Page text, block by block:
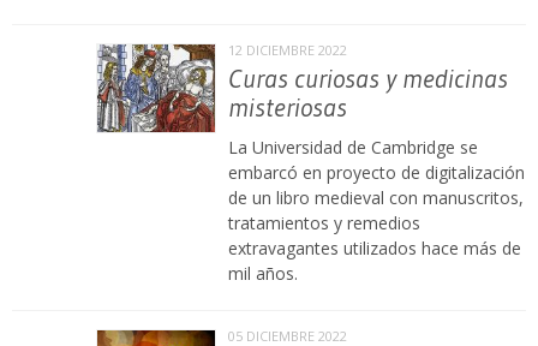
12 DICIEMBRE 2022
Curas curiosas y medicinas
misteriosas
La Universidad de Cambridge se
embarcó en proyecto de digitalización
de un libro medieval con manuscritos,
tratamientos y remedios
extravagantes utilizados hace más de
mil años.
05 DICIEMBRE 2022